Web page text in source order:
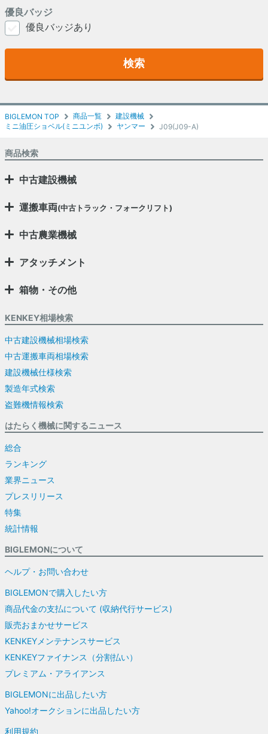
BIGLEMON TOP 商品一覧
建設機械
ミニ油圧ショベル(ミニユンボ)
ヤンマー J09(J09-A)
優良バッジ
優良バッジあり
検索
商品検索
中古建設機械
運搬車両(中古トラック・フォークリフト)
中古農業機械
アタッチメント
箱物・その他
KENKEY相場検索
中古建設機械相場検索
中古運搬車両相場検索
建設機械仕様検索
製造年式検索
盗難機情報検索
はたらく機械に関するニュース
総合
ランキング
業界ニュース
プレスリリース
特集
統計情報
BIGLEMONについて
ヘルプ・お問い合わせ
BIGLEMONで購入したい方
商品代金の支払について (収納代行サービス)
販売おまかせサービス
KENKEYメンテナンスサービス
KENKEYファイナンス（分割払い）
プレミアム・アライアンス
BIGLEMONに出品したい方
Yahoo!オークションに出品したい方
利用規約